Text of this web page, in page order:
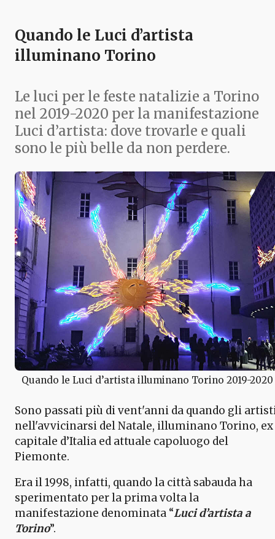
Quando le Luci d’artista
illuminano Torino
Le luci per le feste natalizie a Torino
nel 2019-2020 per la manifestazione
Luci d’artista: dove trovarle e quali
sono le più belle da non perdere.
Quando le Luci d’artista illuminano Torino 2019-2020
Sono passati più di vent'anni da quando gli
nell'avvicinarsi del Natale, illuminano Torino, ex
capitale d’Italia ed attuale capoluogo del
Piemonte.
Era il 1998, infatti, quando la città sabauda ha
sperimentato per la prima volta la
manifestazione denominata “Luci d’artista a
Torino”.